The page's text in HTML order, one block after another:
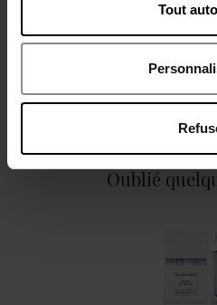
Tout
Avis client Politique
Oublié